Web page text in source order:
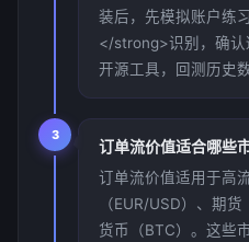
装后，先模拟账户练
</strong>识别，确认
开源工具，回测历史
3
订单流价值适合哪些
订单流价值适用于高
（EUR/USD）、期
货币（BTC）。这些